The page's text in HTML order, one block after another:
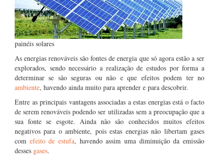
painéis solares
As energias renováveis são fontes de energia que só agora estão a ser
explorados, sendo necessário a realização de estudos por forma a
determinar se são seguras ou não e que efeitos podem ter no
ambiente, havendo ainda muito para aprender e para descobrir.
Entre as principais vantagens associadas a estas energias está o facto
de serem renováveis podendo ser utilizadas sem a preocupação que a
sua fonte se esgote. Ainda não são conhecidos muitos efeitos
negativos para o ambiente, pois estas energias não libertam gases
com efeito de estufa, havendo assim uma diminuição da emissão
desses gases.